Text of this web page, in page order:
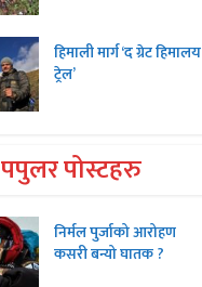
हिमाली मार्ग ‘द ग्रेट हिमालय
ट्रेल’
पपुलर पोस्टहरु
निर्मल पुर्जाको आरोहण
कसरी बन्यो घातक ?